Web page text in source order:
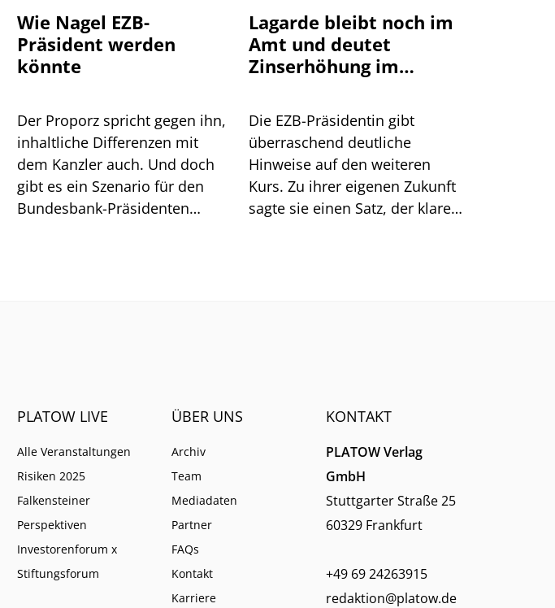
Wie Nagel EZB-
Präsident werden
könnte
Der Proporz spricht gegen ihn,
inhaltliche Differenzen mit
dem Kanzler auch. Und doch
gibt es ein Szenario für den
Bundesbank-Präsidenten
Lagarde bleibt noch im
Amt und deutet
Zinserhöhung im
Die EZB-Präsidentin gibt
überraschend deutliche
Hinweise auf den weiteren
Kurs. Zu ihrer eigenen Zukunft
sagte sie einen Satz, der klarer
PLATOW LIVE
Alle Veranstaltungen
Risiken 2025
Falkensteiner
Perspektiven
Investorenforum x
Stiftungsforum
ÜBER UNS
Archiv
Team
Mediadaten
Partner
FAQs
Kontakt
Karriere
KONTAKT
PLATOW Verlag
GmbH
Stuttgarter Straße 25
60329 Frankfurt
+49 69 24263915
redaktion@platow.de